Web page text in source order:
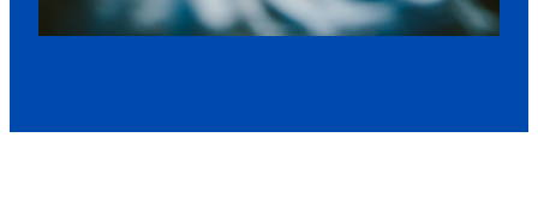
funkcjonalność
i strukturę
tego, jak